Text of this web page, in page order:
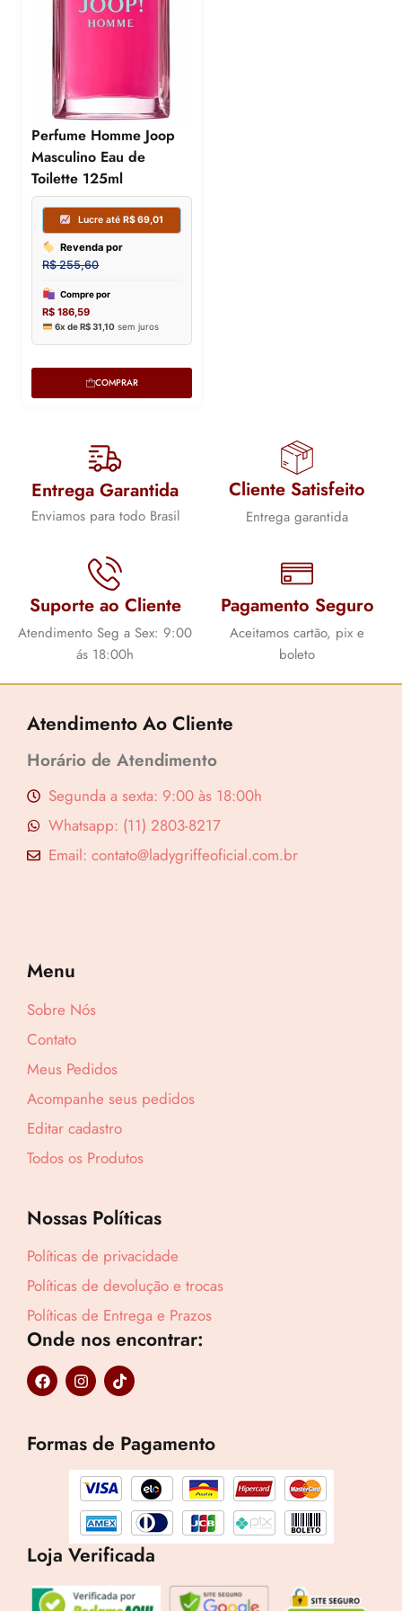
Perfume Homme Joop
Masculino Eau de
Toilette 125ml
Lucre atéR$ 69,01
Revenda por
Compre por
R$ 186,59
6x deR$31,10 sem juros
COMPRAR
Entrega Garantida
Enviamos para todo Brasil
Cliente Satisfeito
Entrega garantida
Suporte ao Cliente
Atendimento Seg a Sex: 9:00
ás 18:00h
Pagamento Seguro
Aceitamos cartão, pix e
boleto
Atendimento Ao Cliente
Horário de Atendimento
Segunda a sexta: 9:00 às 18:00h
Whatsapp: (11) 2803-8217
Email: contato@ladygriffeoficial.com.br
Menu
Sobre Nós
Contato
Meus Pedidos
Acompanhe seus pedidos
Editar cadastro
Todos os Produtos
Nossas Políticas
Políticas de privacidade
Políticas de devolução e trocas
Políticas de Entrega e Prazos
Onde nos encontrar:
F
a
o
I
n
g
a
m
T
i
o
k
Formas de Pagamento
Loja Verificada